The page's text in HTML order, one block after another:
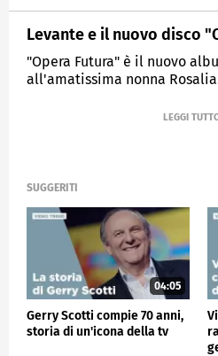
Levante e il nuovo disco
"Opera Futura" è il nuovo
all'amatissima nonna
VERISSIMO
SUGGERITI
04:05
Gerry Scotti compie 70 anni,
storia di un'icona della tv